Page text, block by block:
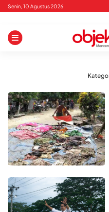
Skip
content
Senin, 10 Agustus 2026